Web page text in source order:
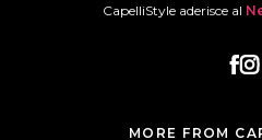
CapelliStyle aderisce al
MORE FROM